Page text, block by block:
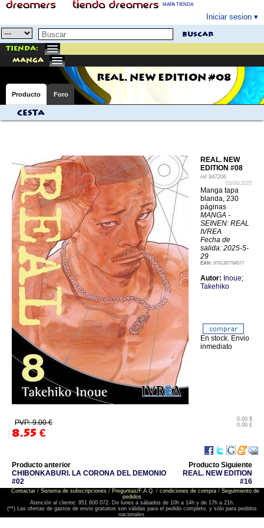
MAPA TIENDA
Iniciar sesion
buscar
Tienda:
manga
REAL. NEW EDITION #08
Producto Foro
Cesta
REAL. NEW
EDITION #08
ref 947206
03/06/2025
Manga tapa
blanda, 230
páginas
MANGA -
SEINEN: REAL
IVREA
Fecha de
salida: 2025-5-
29
EAN: 9791387784577
Autor: Inoue;
Takehiko
PVP: 9.00 €
8.55 €
0.00 $
0.00 £
En stock. Envio
inmediato
Producto anterior
CHIBONKABURI. LA CORONA DEL DEMONIO
#02
Producto Siguiente
REAL. NEW EDITION
#16
Contactar/ Sistema de subscripciones/ Preguntas/F.A.Q. / condiciones de compra/ Seguimiento de
pedidos
Atención al cliente: 951 600 072. De lunes a sábados de 10h a 14h y de 17h a 21h.
(**) Las ofertas de gastos de envio gratuitos son válidas para el pedido completo, y sólo para pedidos
nacionales.